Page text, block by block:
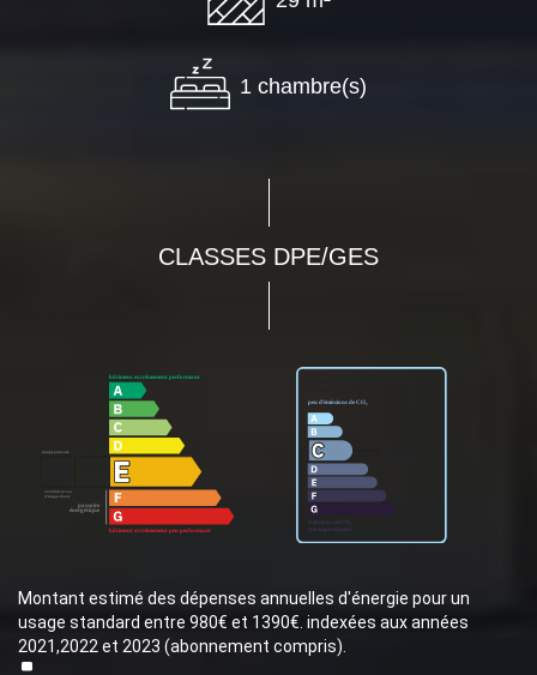
1 chambre(s)
CLASSES DPE/GES
Montant estimé des dépenses annuelles d'énergie pour un
usage standard entre 980€ et 1390€. indexées aux années
2021,2022 et 2023 (abonnement compris).